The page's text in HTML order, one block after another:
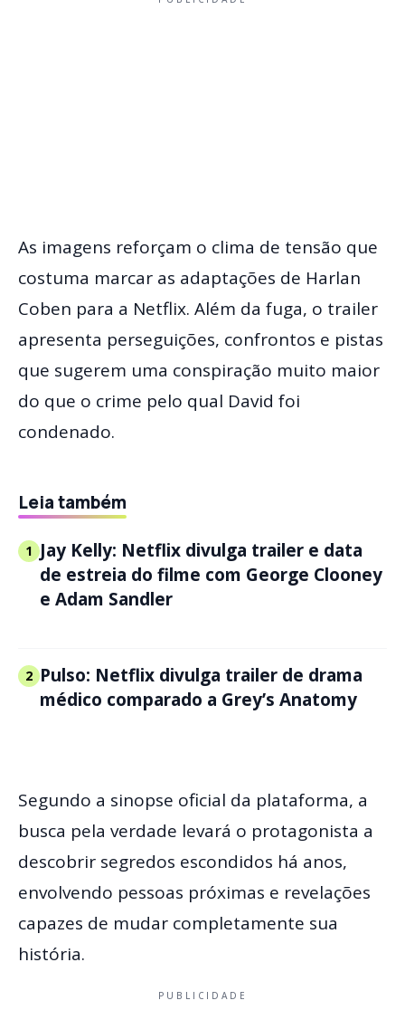
As imagens reforçam o clima de tensão que
costuma marcar as adaptações de Harlan
Coben para a Netflix. Além da fuga, o trailer
apresenta perseguições, confrontos e pistas
que sugerem uma conspiração muito maior
do que o crime pelo qual David foi
condenado.
Leia também
1 Jay Kelly: Netflix divulga trailer e data
de estreia do filme com George Clooney
e Adam Sandler
2 Pulso: Netflix divulga trailer de drama
médico comparado a Grey’s Anatomy
Segundo a sinopse oficial da plataforma, a
busca pela verdade levará o protagonista a
descobrir segredos escondidos há anos,
envolvendo pessoas próximas e revelações
capazes de mudar completamente sua
história.
PUBLICIDADE